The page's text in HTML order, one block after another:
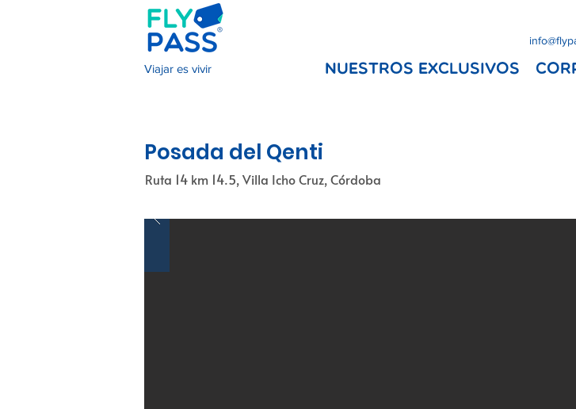
Viajar es vivir NUESTROS EXCLUSIVOS
Posada del Qenti
Ruta 14 km 14.5, Villa Icho Cruz, Córdoba